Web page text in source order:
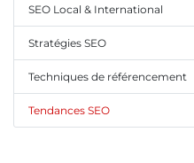
SEO Local & International
Stratégies SEO
Techniques de référencement
Tendances SEO